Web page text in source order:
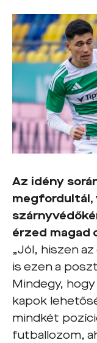
Az idény
megfordultál,
érzed magad
„Jól, hiszen
is ezen a
Mindegy,
kapok
mindkét
futballozom,